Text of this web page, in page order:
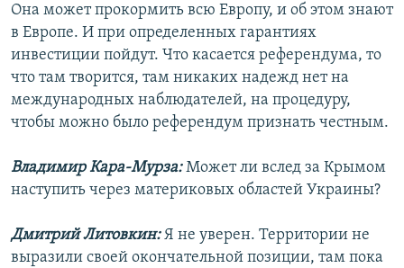
Она может прокормить всю Европу, и об этом знают
в Европе. И при определенных гарантиях
инвестиции пойдут. Что касается референдума, то
что там творится, там никаких надежд нет на
международных наблюдателей, на процедуру,
чтобы можно было референдум признать честным.
Владимир Кара-Мурза:Может ли вслед за Крымом
наступить через материковых областей Украины?
Дмитрий Литовкин:Я не уверен. Территории не
выразили своей окончательной позиции, там пока